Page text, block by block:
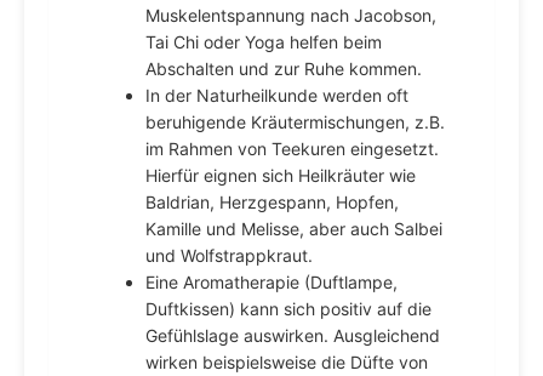
Muskelentspannung nach Jacobson,
Tai Chi oder Yoga helfen beim
Abschalten und zur Ruhe kommen.
In der Naturheilkunde werden oft
beruhigende Kräutermischungen, z.B.
im Rahmen von Teekuren eingesetzt.
Hierfür eignen sich Heilkräuter wie
Baldrian, Herzgespann, Hopfen,
Kamille und Melisse, aber auch Salbei
und Wolfstrappkraut.
Eine Aromatherapie (Duftlampe,
Duftkissen) kann sich positiv auf die
Gefühlslage auswirken. Ausgleichend
wirken beispielsweise die Düfte von